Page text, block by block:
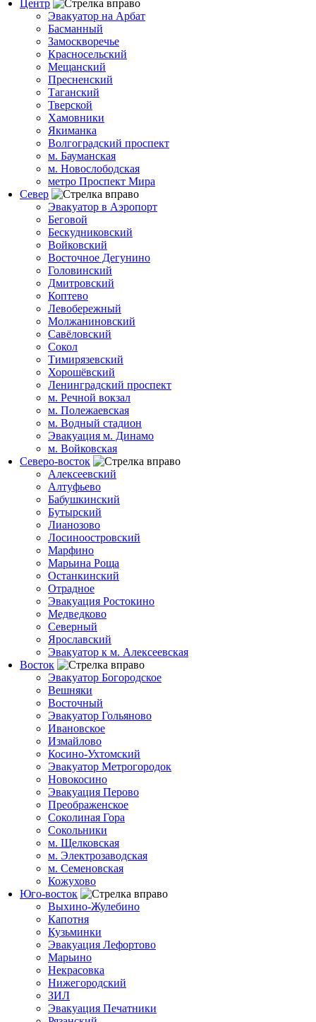
Центр
Эвакуатор на Арбат
Басманный
Замоскворечье
Красносельский
Мещанский
Пресненский
Таганский
Тверской
Хамовники
Якиманка
Волгоградский проспект
м. Бауманская
м. Новослободская
метро Проспект Мира
Север
Эвакуатор в Аэропорт
Беговой
Бескудниковский
Войковский
Восточное Дегунино
Головинский
Дмитровский
Коптево
Левобережный
Молжаниновский
Савёловский
Сокол
Тимирязевский
Хорошёвский
Ленинградский проспект
м. Речной вокзал
м. Полежаевская
м. Водный стадион
Эвакуация м. Динамо
м. Войковская
Северо-восток
Алексеевский
Алтуфьево
Бабушкинский
Бутырский
Лианозово
Лосиноостровский
Марфино
Марьина Роща
Останкинский
Отрадное
Эвакуация Ростокино
Медведково
Северный
Ярославский
Эвакуатор к м. Алексеевская
Восток
Эвакуатор Богородское
Вешняки
Восточный
Эвакуатор Гольяново
Ивановское
Измайлово
Косино-Ухтомский
Эвакуатор Метрогородок
Новокосино
Эвакуация Перово
Преображенское
Соколиная Гора
Сокольники
м. Щелковская
м. Электрозаводская
м. Семеновская
Кожухово
Юго-восток
Выхино-Жулебино
Капотня
Кузьминки
Эвакуация Лефортово
Марьино
Некрасовка
Нижегородский
ЗИЛ
Эвакуация Печатники